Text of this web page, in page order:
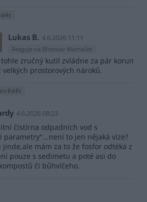
Lukas B. 4.6.2026 11:11
Reaguje na Břetislav Machaček
zručný kutil zvládne za pár korun
velkých prostorových nároků.
4.6.2026 08:23
čistírna odpadních vod s
parametry"...není to jen nějaká víze?
jinde,ale mám za to že fosfor odtéká z
pouze s sedimetu a poté asi do
či bůhvíčeho.